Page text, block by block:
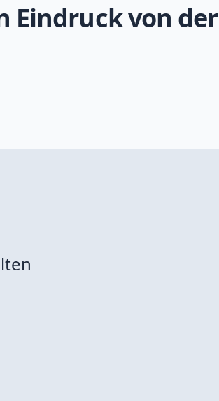
Eindruck von der